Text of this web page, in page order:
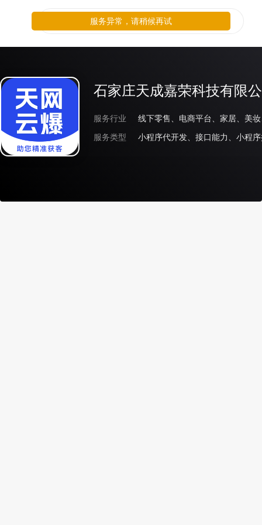
石家庄天成嘉荣科技有限
服务行业
服务类型
服务异常，请稍候再试